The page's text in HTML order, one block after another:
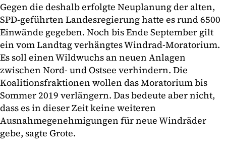
Gegen die deshalb erfolgte Neuplanung der alten,
SPD-geführten Landesregierung hatte es rund 6500
Einwände gegeben. Noch bis Ende September gilt
ein vom Landtag verhängtes Windrad-Moratorium.
Es soll einen Wildwuchs an neuen Anlagen
zwischen Nord- und Ostsee verhindern. Die
Koalitionsfraktionen wollen das Moratorium bis
Sommer 2019 verlängern. Das bedeute aber nicht,
dass es in dieser Zeit keine weiteren
Ausnahmegenehmigungen für neue Windräder
gebe, sagte Grote.